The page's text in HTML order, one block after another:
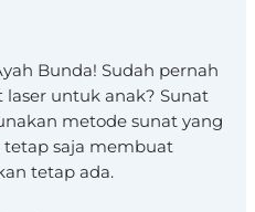
Bunda! Sudah pernah
untuk anak? Sunat
metode sunat yang
saja membuat
tetap ada.